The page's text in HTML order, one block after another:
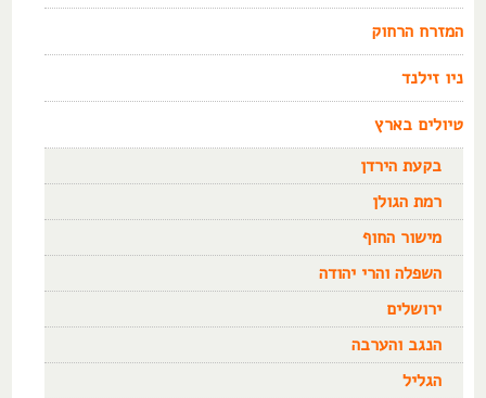
המזרח הרחוק
ניו זילנד
טיולים בארץ
בקעת הירדן
רמת הגולן
מישור החוף
השפלה והרי יהודה
ירושלים
הנגב והערבה
הגליל